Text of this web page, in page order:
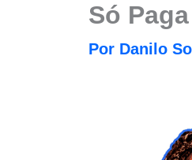
Só
Por Danilo